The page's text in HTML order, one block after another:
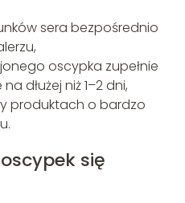
sera bezpośrednio
oscypka zupełnie
dłużej niż 1–2 dni,
produktach o bardzo
się